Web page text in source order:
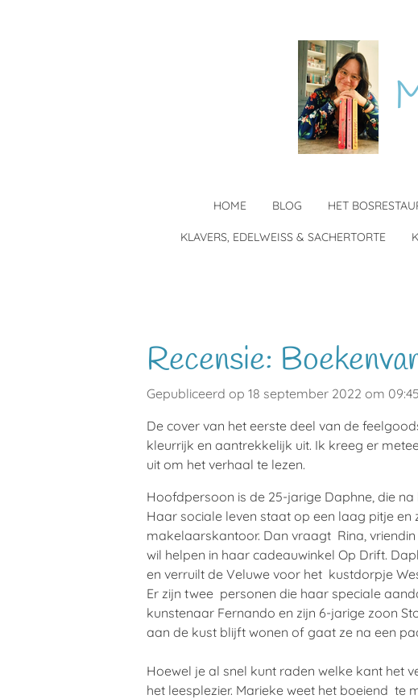
HOME BLOG HET
KLAVERS, EDELWEISS & SACHERTORTE
Recensie:
Gepubliceerd op 18 september 2022 om 09:45
De cover van het eerste deel van de
kleurrijk en aantrekkelijk uit. Ik kreeg er
uit om het verhaal te lezen.
Hoofdpersoon is de 25-jarige Daphne, die
Haar sociale leven staat op een laag pitje
makelaarskantoor. Dan vraagt Rina,
wil helpen in haar cadeauwinkel Op Drift.
en verruilt de Veluwe voor het kustdorpje
Er zijn twee personen die haar speciale
kunstenaar Fernando en zijn 6-jarige zoon
aan de kust blijft wonen of gaat ze na een
Hoewel je al snel kunt raden welke kant het
het leesplezier. Marieke weet het boeiend te